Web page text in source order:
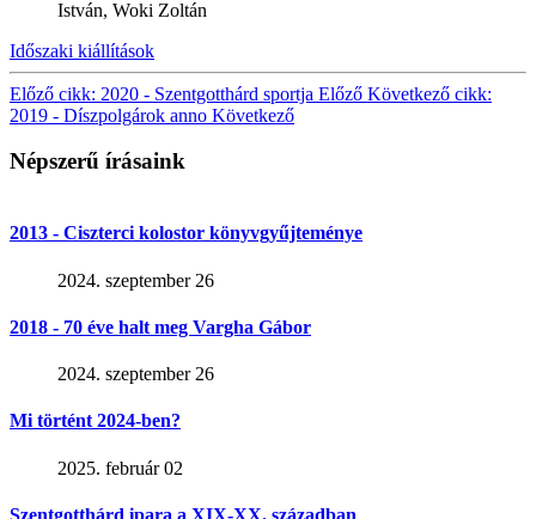
István, Woki Zoltán
Időszaki kiállítások
Előző cikk: 2020 - Szentgotthárd sportja Előző Következő cikk:
2019 - Díszpolgárok anno Következő
Népszerű írásaink
2013 - Ciszterci kolostor könyvgyűjteménye
2024. szeptember 26
2018 - 70 éve halt meg Vargha Gábor
2024. szeptember 26
Mi történt 2024-ben?
2025. február 02
Szentgotthárd ipara a XIX-XX. században